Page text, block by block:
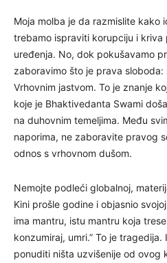
Moja molba je da razmislite kako
trebamo ispraviti korupciju i kriva
uređenja. No, dok pokušavamo
zaboravimo što je prava
Vrhovnim jastvom. To je znanje
koje je Bhaktivedanta Swami
na duhovnim temeljima. Među
naporima, ne zaboravite pravog
odnos s vrhovnom dušom.
Nemojte podleći globalnoj,
Kini prošle godine i objasnio
ima mantru, istu mantru koja
konzumiraj, umri.” To je
ponuditi ništa uzvišenije od ovog